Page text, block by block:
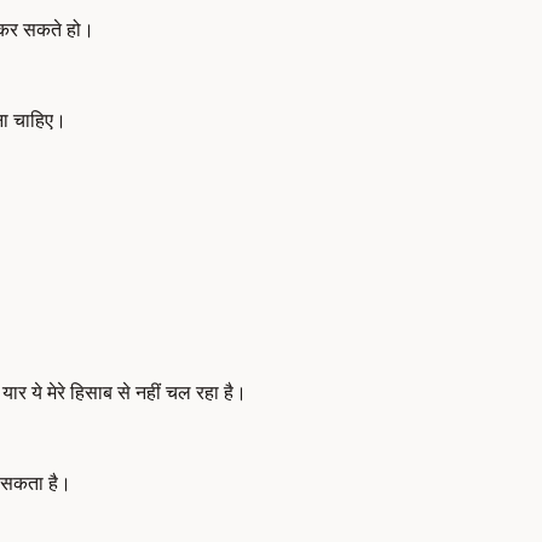
सकते हो।
ये मेरे हिसाब से नहीं चल रहा है।
है।